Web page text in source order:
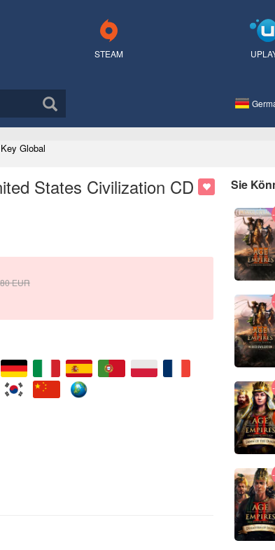
STEAM
Global
States Civilization CD
EUR
Sie